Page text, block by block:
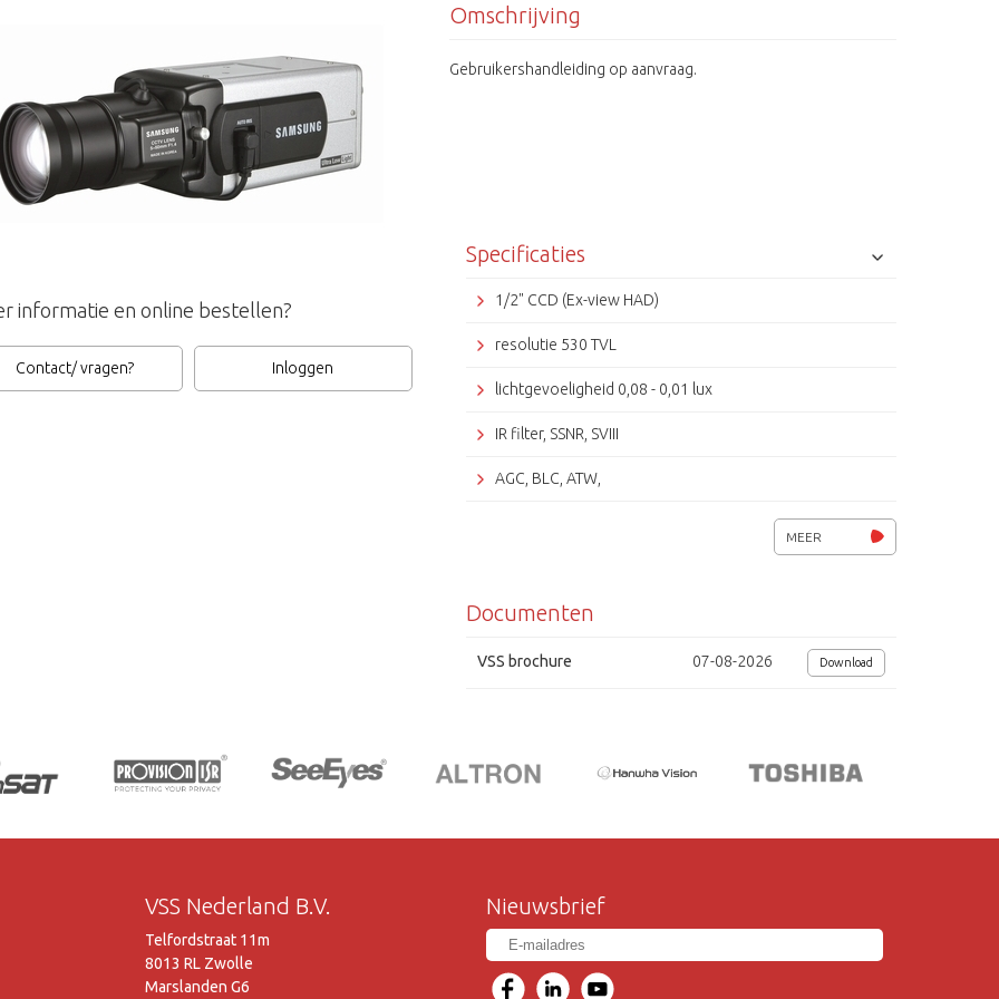
informatie en online bestellen?
Contact/ vragen? Inloggen
Omschrijving
Gebruikershandleiding op aanvraag.
Specificaties
1/2" CCD (Ex-view HAD)
resolutie 530 TVL
lichtgevoeligheid 0,08 - 0,01 lux
IR filter, SSNR, SVIII
AGC, BLC, ATW,
MEER
Documenten
VSS brochure 07-08-2026 Download
VSS Nederland B.V.
Telfordstraat 11m
8013 RL Zwolle
Marslanden G6
Nieuwsbrief